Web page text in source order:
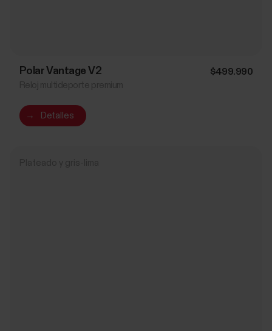
Polar Vantage V2 $499.990
→ Detalles